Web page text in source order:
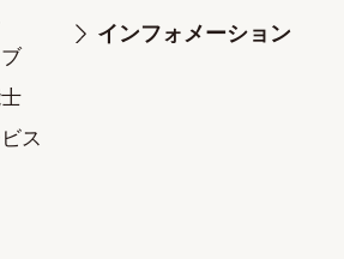
ス
インフォメーション